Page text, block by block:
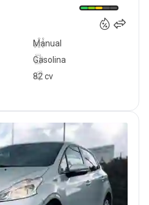
Manual
82 cv
Gasolina